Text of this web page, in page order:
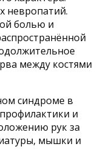
невропатий.
болью и
между костями
синдроме в
и
рук за
мышки и